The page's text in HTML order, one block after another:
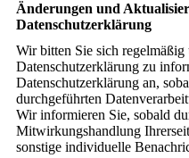
Änderungen und
Datenschutzerklärung
Wir bitten Sie sich regelmäßig
Datenschutzerklärung zu
Datenschutzerklärung an,
durchgeführten
Wir informieren Sie, sobald
Mitwirkungshandlung
sonstige individuelle